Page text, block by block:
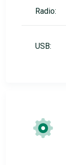
Radio:
USB: